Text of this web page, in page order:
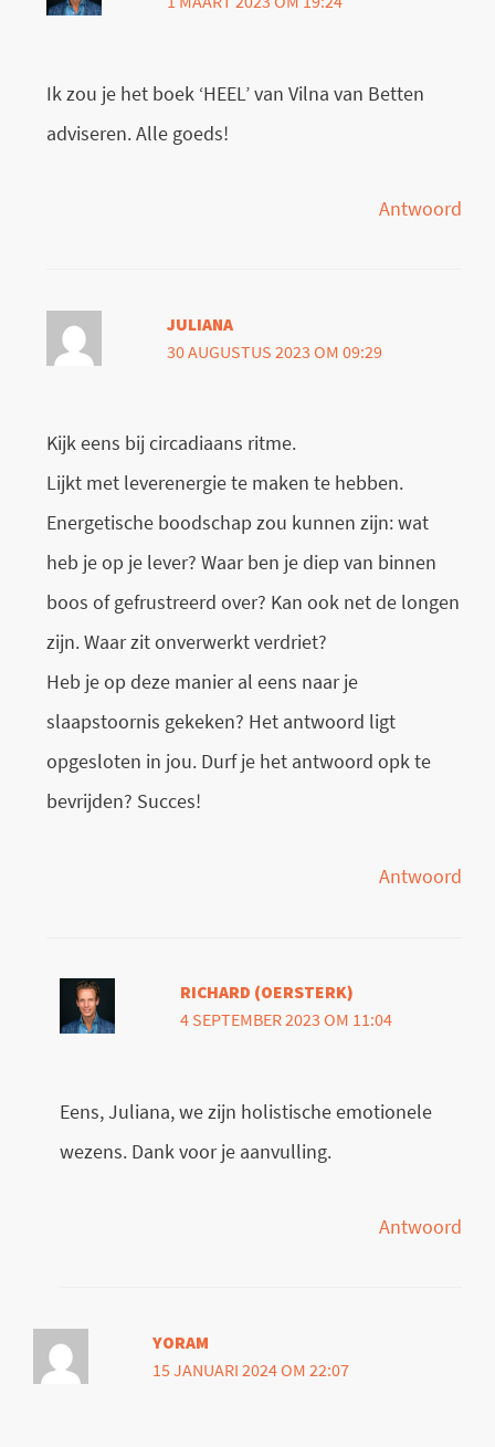
Ik zou je het boek ‘HEEL’ van Vilna van Betten
adviseren. Alle goeds!
Antwoord
JULIANA
30 AUGUSTUS 2023 OM 09:29
Kijk eens bij circadiaans ritme.
Lijkt met leverenergie te maken te hebben.
Energetische boodschap zou kunnen zijn: wat
heb je op je lever? Waar ben je diep van binnen
boos of gefrustreerd over? Kan ook net de longen
zijn. Waar zit onverwerkt verdriet?
Heb je op deze manier al eens naar je
slaapstoornis gekeken? Het antwoord ligt
opgesloten in jou. Durf je het antwoord opk te
bevrijden? Succes!
Antwoord
RICHARD (OERSTERK)
4 SEPTEMBER 2023 OM 11:04
Eens, Juliana, we zijn holistische emotionele
wezens. Dank voor je aanvulling.
Antwoord
YORAM
15 JANUARI 2024 OM 22:07